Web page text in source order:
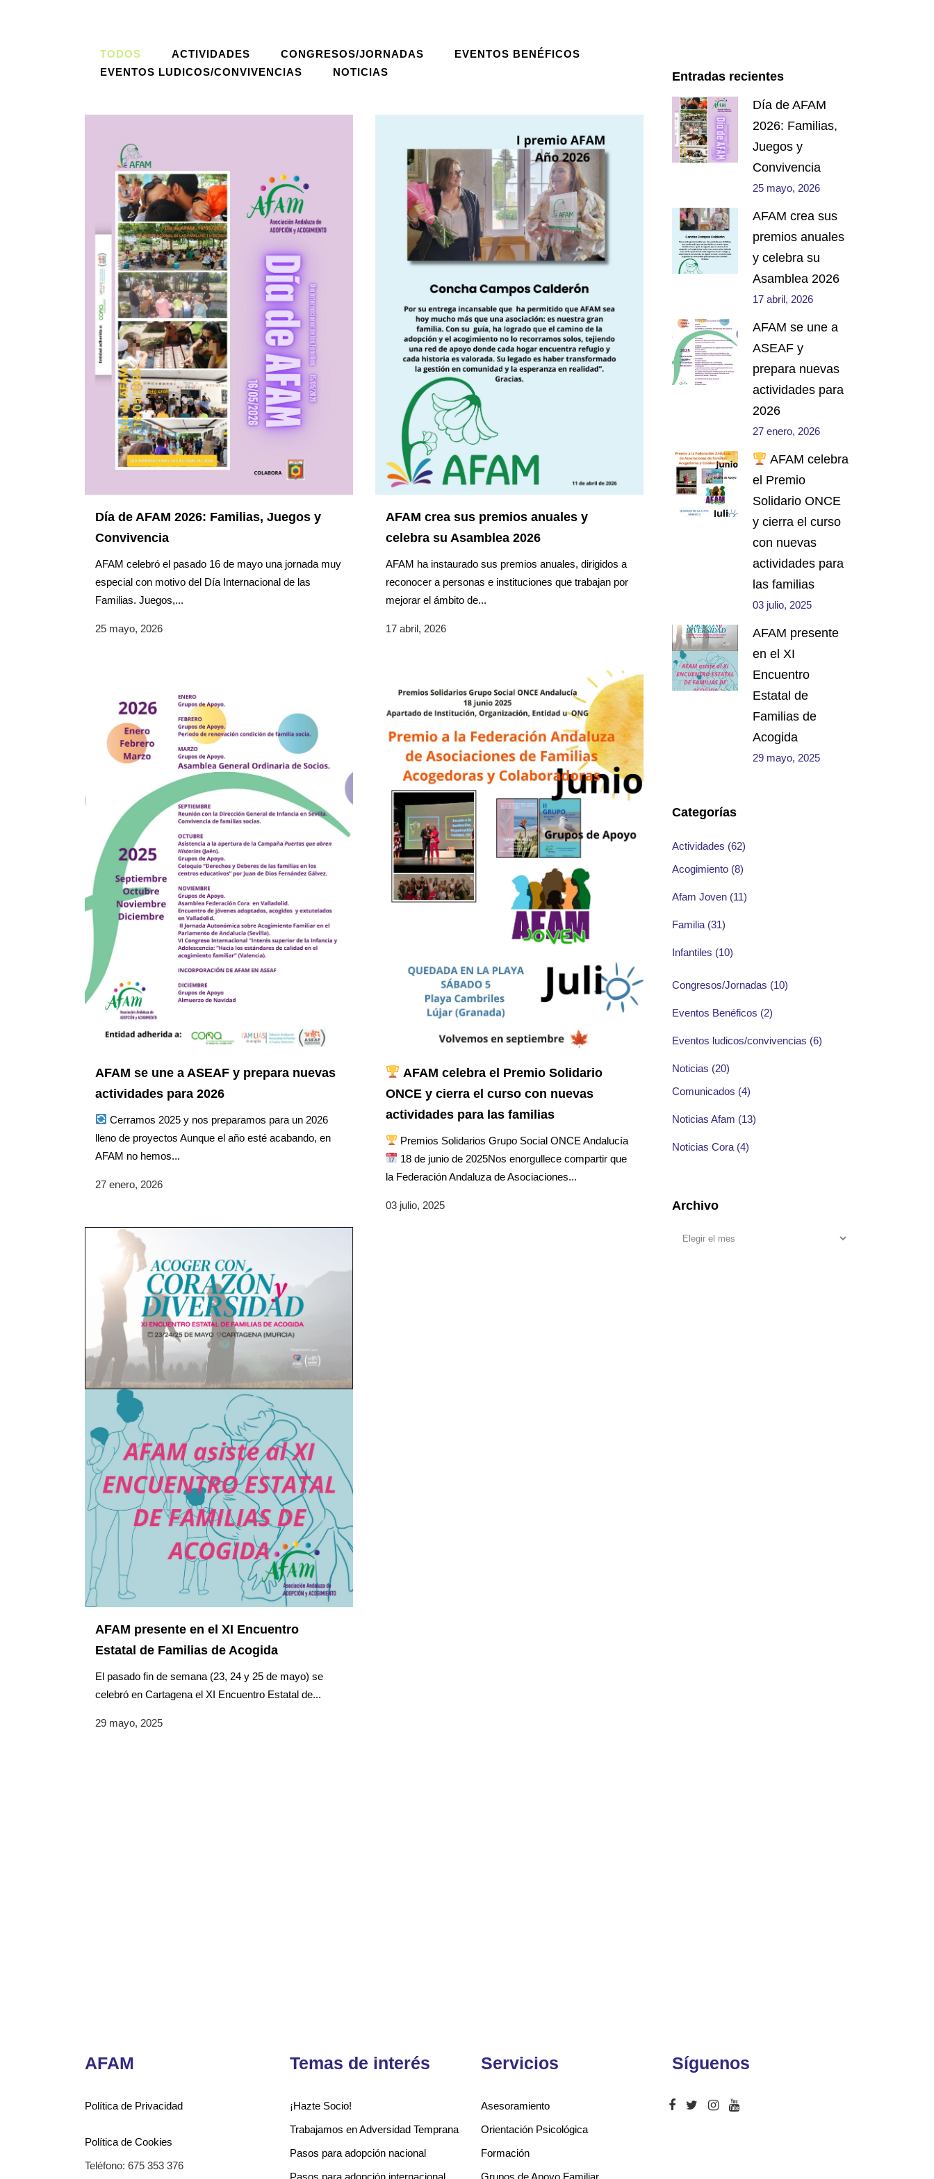
TODOS ACTIVIDADES CONGRESOS/JORNADAS
EVENTOS BENÉFICOS
EVENTOS LUDICOS/CONVIVENCIAS
NOTICIAS
Día de AFAM 2026: Familias, Juegos y
Convivencia
AFAM celebró el pasado 16 de mayo una jornada muy
especial con motivo del Día Internacional de las
Familias. Juegos,...
25 mayo, 2026
AFAM crea sus premios anuales y
celebra su Asamblea 2026
AFAM ha instaurado sus premios anuales, dirigidos a
reconocer a personas e instituciones que trabajan por
mejorar el ámbito de...
17 abril, 2026
AFAM se une a ASEAF y prepara nuevas
actividades para 2026
Cerramos 2025 y nos preparamos para un 2026
lleno de proyectos Aunque el año esté acabando, en
AFAM no hemos...
27 enero, 2026
AFAM celebra el Premio Solidario
ONCE y cierra el curso con nuevas
actividades para las familias
Premios Solidarios Grupo Social ONCE Andalucía
18 de junio de 2025Nos enorgullece compartir que
la Federación Andaluza de Asociaciones...
03 julio, 2025
AFAM presente en el XI Encuentro
Estatal de Familias de Acogida
El pasado fin de semana (23, 24 y 25 de mayo) se
celebró en Cartagena el XI Encuentro Estatal de...
29 mayo, 2025
Entradas recientes
Día de AFAM
2026: Familias,
Juegos y
Convivencia
25 mayo, 2026
AFAM crea sus
premios anuales
y celebra su
Asamblea 2026
17 abril, 2026
AFAM se une a
ASEAF y
prepara nuevas
actividades para
2026
27 enero, 2026
AFAM celebra
el Premio
Solidario ONCE
y cierra el curso
con nuevas
actividades para
las familias
03 julio, 2025
AFAM presente
en el XI
Encuentro
Estatal de
Familias de
Acogida
29 mayo, 2025
Categorías
Actividades (62)
Acogimiento (8)
Afam Joven (11)
Familia (31)
Infantiles (10)
Congresos/Jornadas (10)
Eventos Benéficos (2)
Eventos ludicos/convivencias (6)
Noticias (20)
Comunicados (4)
Noticias Afam (13)
Noticias Cora (4)
Archivo
AFAM
Política de Privacidad
Política de Cookies
Teléfono: 675 353 376
Temas de interés
¡Hazte Socio!
Trabajamos en Adversidad Temprana
Pasos para adopción nacional
Pasos para adopción internacional
Servicios
Asesoramiento
Orientación Psicológica
Formación
Grupos de Apoyo Familiar
Síguenos